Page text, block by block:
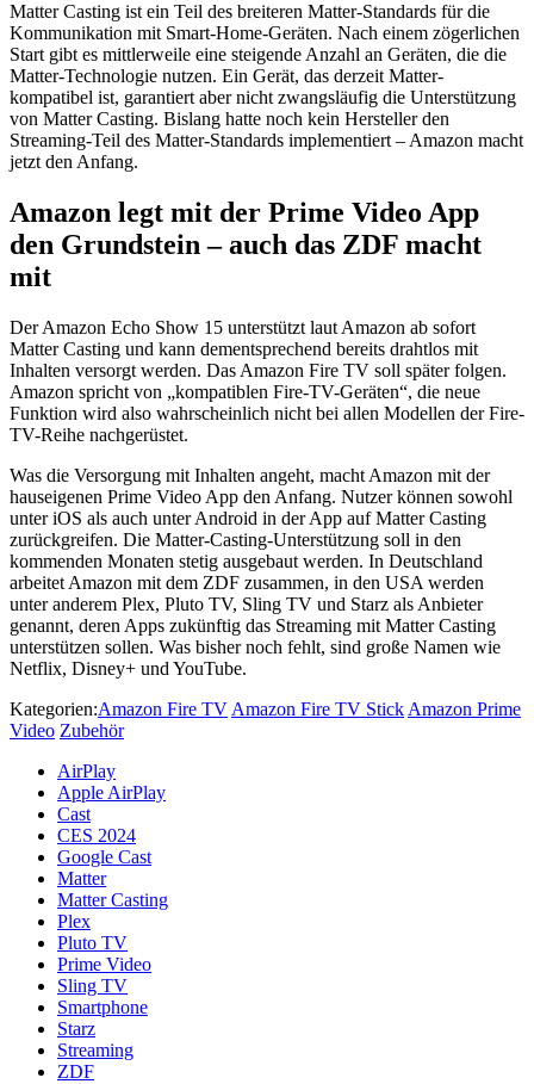
Matter Casting ist ein Teil des breiteren Matter-Standards für die
Kommunikation mit Smart-Home-Geräten. Nach einem zögerlichen
Start gibt es mittlerweile eine steigende Anzahl an Geräten, die die
Matter-Technologie nutzen. Ein Gerät, das derzeit Matter-
kompatibel ist, garantiert aber nicht zwangsläufig die Unterstützung
von Matter Casting. Bislang hatte noch kein Hersteller den
Streaming-Teil des Matter-Standards implementiert – Amazon macht
jetzt den Anfang.
Amazon legt mit der Prime Video App
den Grundstein – auch das ZDF macht
mit
Der Amazon Echo Show 15 unterstützt laut Amazon ab sofort
Matter Casting und kann dementsprechend bereits drahtlos mit
Inhalten versorgt werden. Das Amazon Fire TV soll später folgen.
Amazon spricht von „kompatiblen Fire-TV-Geräten“, die neue
Funktion wird also wahrscheinlich nicht bei allen Modellen der Fire-
TV-Reihe nachgerüstet.
Was die Versorgung mit Inhalten angeht, macht Amazon mit der
hauseigenen Prime Video App den Anfang. Nutzer können sowohl
unter iOS als auch unter Android in der App auf Matter Casting
zurückgreifen. Die Matter-Casting-Unterstützung soll in den
kommenden Monaten stetig ausgebaut werden. In Deutschland
arbeitet Amazon mit dem ZDF zusammen, in den USA werden
unter anderem Plex, Pluto TV, Sling TV und Starz als Anbieter
genannt, deren Apps zukünftig das Streaming mit Matter Casting
unterstützen sollen. Was bisher noch fehlt, sind große Namen wie
Netflix, Disney+ und YouTube.
Kategorien:Amazon Fire TV Amazon Fire TV Stick Amazon Prime
Video Zubehör
AirPlay
Apple AirPlay
Cast
CES 2024
Google Cast
Matter
Matter Casting
Plex
Pluto TV
Prime Video
Sling TV
Smartphone
Starz
Streaming
ZDF